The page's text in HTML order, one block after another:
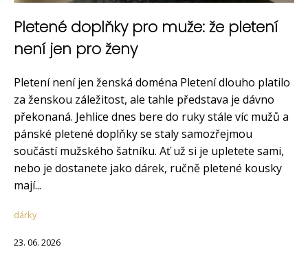
Pletené doplňky pro muže: že pletení
není jen pro ženy
Pletení není jen ženská doména Pletení dlouho platilo
za ženskou záležitost, ale tahle představa je dávno
překonaná. Jehlice dnes bere do ruky stále víc mužů a
pánské pletené doplňky se staly samozřejmou
součástí mužského šatníku. Ať už si je upletete sami,
nebo je dostanete jako dárek, ručně pletené kousky
mají...
dárky
23. 06. 2026